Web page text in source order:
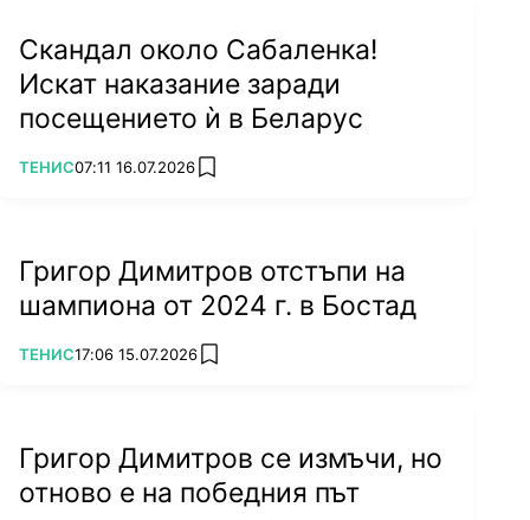
Скандал около Сабаленка!
Искат наказание заради
посещението ѝ в Беларус
ПОВЕЧЕ ОТ
ТЕНИС07:11 16.07.2026 add favorites
Григор Димитров отстъпи на
шампиона от 2024 г. в Бостад
ПОВЕЧЕ ОТ
ТЕНИС17:06 15.07.2026 add favorites
Григор Димитров се измъчи, но
отново е на победния път